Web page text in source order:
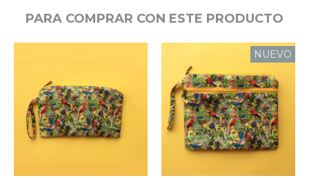
PARA COMPRAR CON ESTE PRODUCTO
NUEVO